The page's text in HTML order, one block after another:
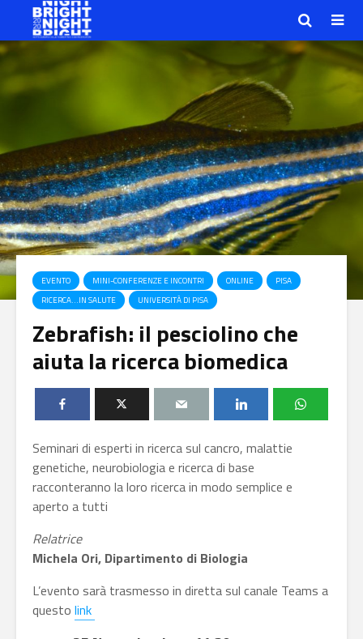
EVENTO MINI-CONFERENZE E INCONTRI ONLINE
PISA
RICERCA…IN SALUTE
UNIVERSITÀ DI PISA
Zebrafish: il pesciolino che
aiuta la ricerca biomedica
Seminari di esperti in ricerca sul cancro, malattie
genetiche, neurobiologia e ricerca di base
racconteranno la loro ricerca in modo semplice e
aperto a tutti
Relatrice
Michela Ori, Dipartimento di Biologia
L’evento sarà trasmesso in diretta sul canale Teams a
questo link